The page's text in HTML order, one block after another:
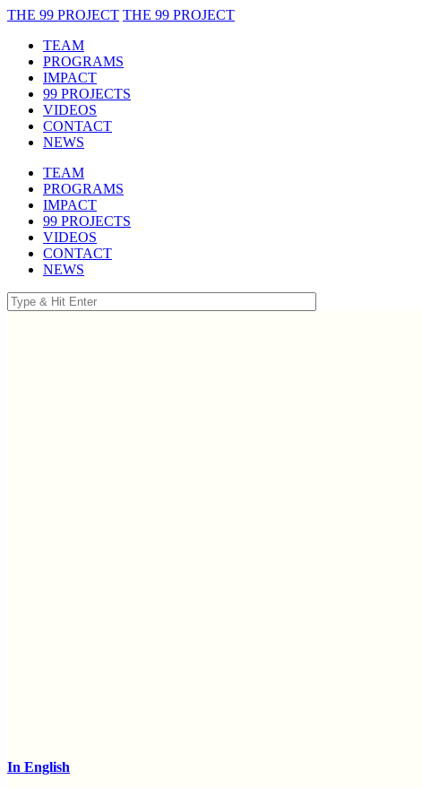
THE 99 PROJECT THE 99 PROJECT
TEAM
PROGRAMS
IMPACT
99 PROJECTS
VIDEOS
CONTACT
NEWS
TEAM
PROGRAMS
IMPACT
99 PROJECTS
VIDEOS
CONTACT
NEWS
In English